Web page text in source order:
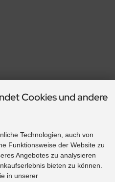
Cookies und andere
Technologien, auch von
Funktionsweise der Website zu
Angebotes zu analysieren
bieten zu können.
in unserer